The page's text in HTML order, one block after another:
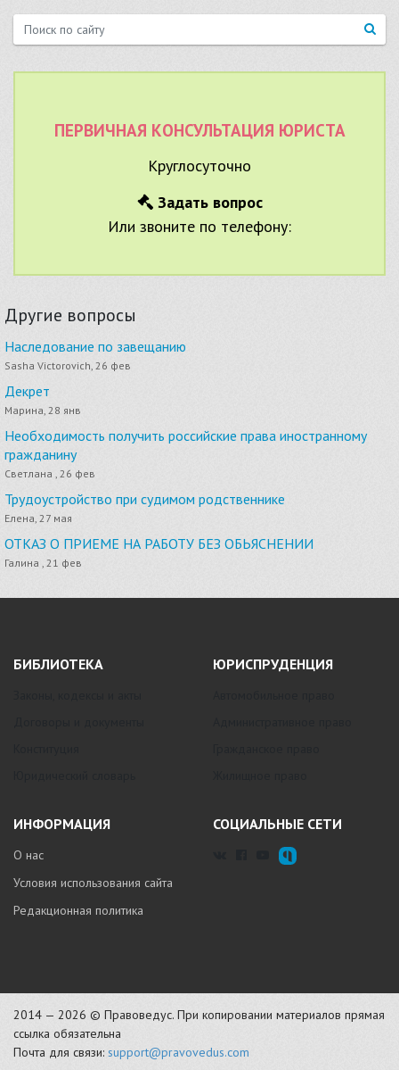
ПЕРВИЧНАЯ КОНСУЛЬТАЦИЯ ЮРИСТА
Круглосуточно
Задать вопрос
Или звоните по телефону:
Другие вопросы
Наследование по завещанию
Sasha Victorovich, 26 фев
Декрет
Марина, 28 янв
Необходимость получить российские права иностранному
гражданину
Светлана , 26 фев
Трудоустройство при судимом родственнике
Елена, 27 мая
ОТКАЗ О ПРИЕМЕ НА РАБОТУ БЕЗ ОБЬЯСНЕНИИ
Галина , 21 фев
БИБЛИОТЕКА ЮРИСПРУДЕНЦИЯ
ИНФОРМАЦИЯ
О нас
Условия использования сайта
Редакционная политика
СОЦИАЛЬНЫЕ СЕТИ
2014 — 2026 © Правоведус. При копировании материалов прямая
ссылка обязательна
Почта для связи: support@pravovedus.com